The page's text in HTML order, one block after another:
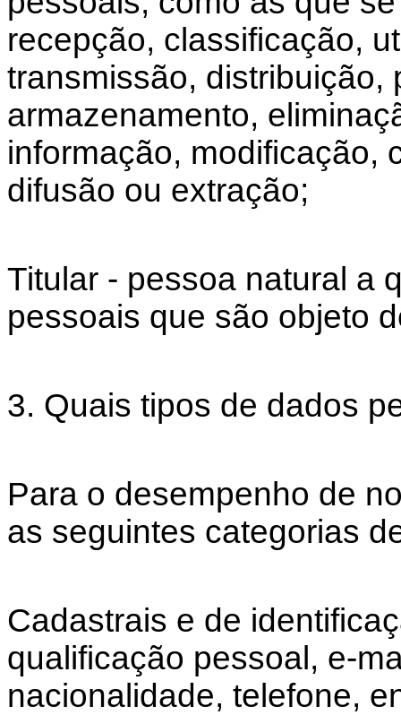
recepção, classificação,
transmissão, distribuição,
armazenamento,
informação, modificação,
difusão ou extração;
Titular - pessoa natural a
pessoais que são objeto
3. Quais tipos de dados
Para o desempenho de
as seguintes categorias
Cadastrais e de
qualificação pessoal, e-
nacionalidade, telefone,